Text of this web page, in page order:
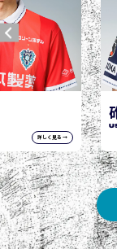
詳しく見る →